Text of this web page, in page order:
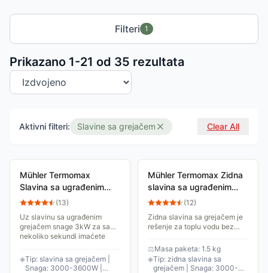
Filteri 1
Prikazano 1-21 od 35 rezultata
Sortiranje proizvoda
Aktivni filteri: Slavine sa grejačem Clear All
Mühler Termomax
Slavina sa ugrađenim
grejačem vode TX42TFD
(13)
Uz slavinu sa ugrađenim
grejačem snage 3kW za samo
nekoliko sekundi imaćete
količinama! Ova slavina može
da zagreje vodu...
◈Tip: slavina sa grejačem |
Snaga: 3000-3600W |
Mühler Termomax Zidna
slavina sa ugrađenim
grejačem vode TX41WF
(12)
Zidna slavina sa grejačem je
rešenje za toplu vodu bez
podesiva, u rasponu od 30°C
do 60°C. Odličan izbor za one
koji...
⚖Masa paketa: 1.5 kg
◈Tip: zidna slavina sa
grejačem | Snaga: 3000-